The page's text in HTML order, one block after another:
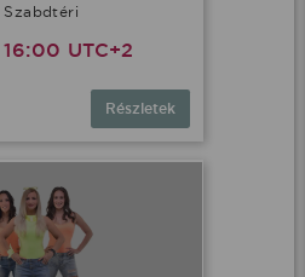
Szabdtéri
UTC+2
Részletek